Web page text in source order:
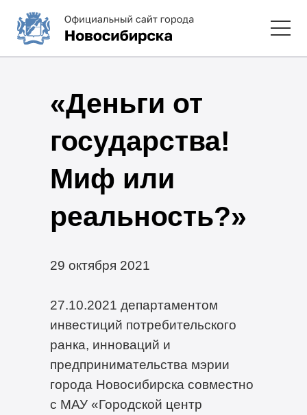
«Деньги от
государства!
Миф или
реальность?»
29 октября 2021
27.10.2021 департаментом
инвестиций потребительского
ранка, инноваций и
предпринимательства мэрии
города Новосибирска совместно
с МАУ «Городской центр